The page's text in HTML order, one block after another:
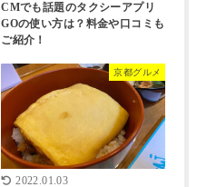
CMでも話題のタクシーアプリ
GOの使い方は？料金や口コミも
ご紹介！
京都グルメ
2022.01.03